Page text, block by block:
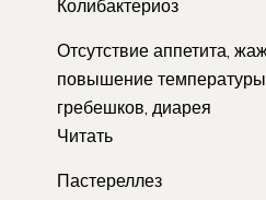
Колибактериоз
Отсутствие аппетита,
повышение
гребешков, диарея
Читать
Пастереллез